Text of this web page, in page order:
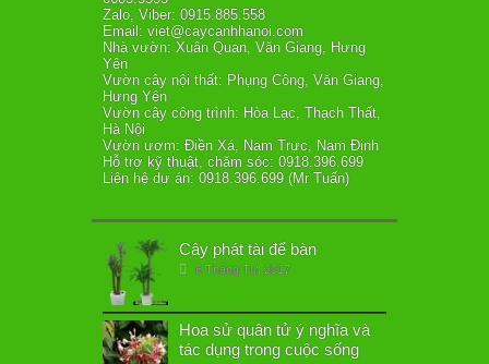
Zalo, Viber: 0915.885.558
Email: viet@caycanhhanoi.com
Nhà vườn: Xuân Quan, Văn Giang, Hưng
Yên
Vườn cây nội thất: Phụng Công, Văn Giang,
Hưng Yên
Vườn cây công trình: Hòa Lạc, Thạch Thất,
Hà Nội
Vườn ươm: Điền Xá, Nam Trực, Nam Định
Hỗ trợ kỹ thuật, chăm sóc: 0918.396.699
Liên hệ dự án: 0918.396.699 (Mr Tuấn)
Cây phát tài để bàn
6 Tháng Tư, 2017
Hoa sử quân tử ý nghĩa và
tác dụng trong cuộc sống